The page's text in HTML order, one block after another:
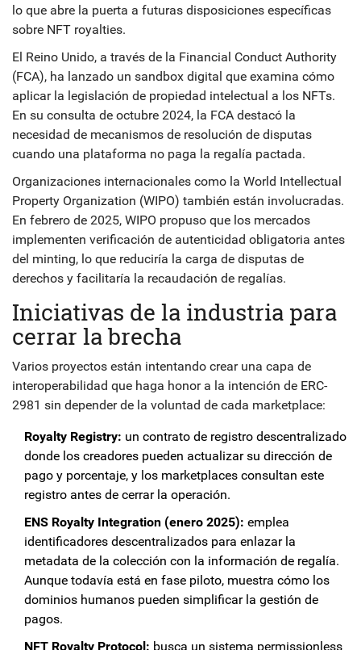
lo que abre la puerta a futuras disposiciones específicas
sobre NFT royalties.
El Reino Unido, a través de la Financial Conduct Authority
(FCA), ha lanzado un sandbox digital que examina cómo
aplicar la legislación de propiedad intelectual a los NFTs.
En su consulta de octubre 2024, la FCA destacó la
necesidad de mecanismos de resolución de disputas
cuando una plataforma no paga la regalía pactada.
Organizaciones internacionales como la World Intellectual
Property Organization (WIPO) también están involucradas.
En febrero de 2025, WIPO propuso que los mercados
implementen verificación de autenticidad obligatoria antes
del minting, lo que reduciría la carga de disputas de
derechos y facilitaría la recaudación de regalías.
Iniciativas de la industria para
cerrar la brecha
Varios proyectos están intentando crear una capa de
interoperabilidad que haga honor a la intención de ERC-
2981 sin depender de la voluntad de cada marketplace:
Royalty Registry: un contrato de registro descentralizado
donde los creadores pueden actualizar su dirección de
pago y porcentaje, y los marketplaces consultan este
registro antes de cerrar la operación.
ENS Royalty Integration (enero 2025): emplea
identificadores descentralizados para enlazar la
metadata de la colección con la información de regalía.
Aunque todavía está en fase piloto, muestra cómo los
dominios humanos pueden simplificar la gestión de
pagos.
NFT Royalty Protocol: busca un sistema permissionless